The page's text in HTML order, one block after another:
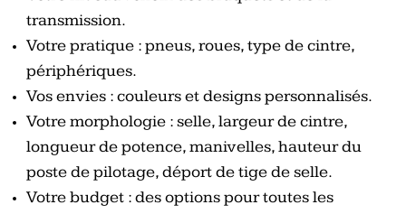
transmission.
Votre pratique : pneus, roues, type de cintre,
périphériques.
Vos envies : couleurs et designs personnalisés.
Votre morphologie : selle, largeur de cintre,
longueur de potence, manivelles, hauteur du
poste de pilotage, déport de tige de selle.
Votre budget : des options pour toutes les